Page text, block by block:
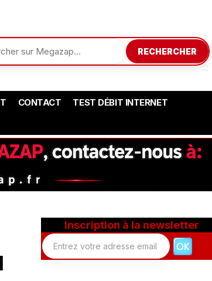
RECHERCHER
CONTACT TEST DÉBIT INTERNET
Inscription à la newsletter